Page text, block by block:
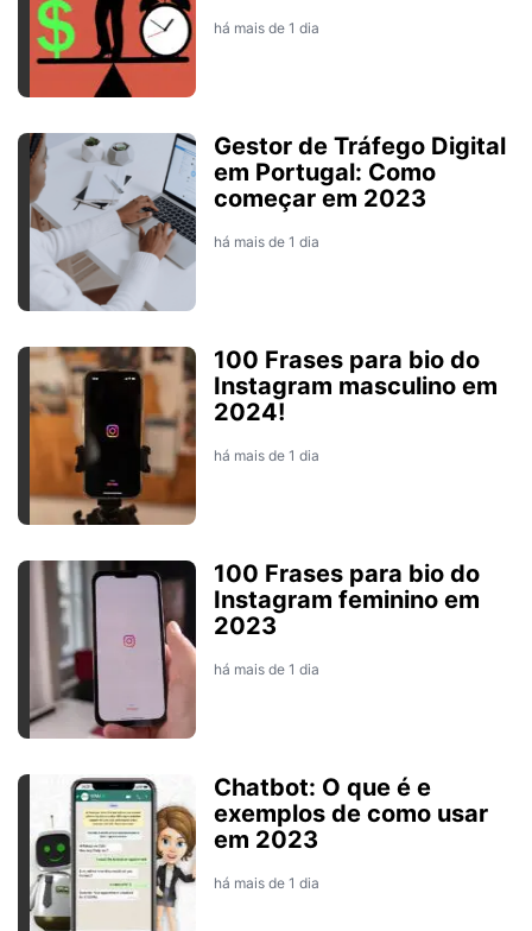
há mais de 1 dia
Gestor de Tráfego Digital
em Portugal: Como
começar em 2023
há mais de 1 dia
100 Frases para bio do
Instagram masculino em
2024!
há mais de 1 dia
100 Frases para bio do
Instagram feminino em
2023
há mais de 1 dia
Chatbot: O que é e
exemplos de como usar
em 2023
há mais de 1 dia